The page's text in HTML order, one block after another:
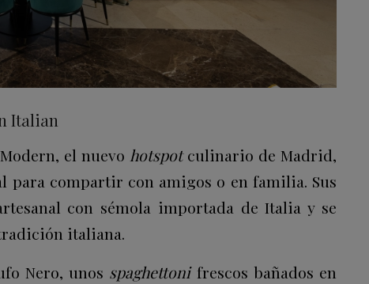
Italian
el nuevo hotspotculinario de Madrid,
para compartir con amigos o en familia. Sus
con sémola importada de Italia y se
italiana.
Nero, unos spaghettonifrescos bañados en